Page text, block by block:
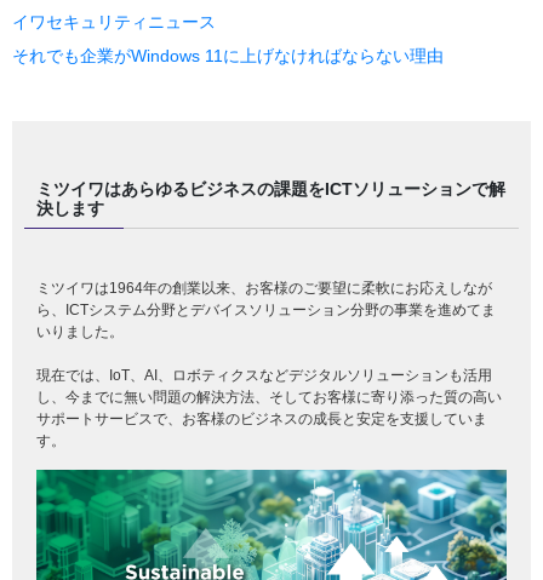
イワセキュリティニュース
それでも企業がWindows 11に上げなければならない理由
ミツイワはあらゆるビジネスの課題をICTソリューションで解
決します
ミツイワは1964年の創業以来、お客様のご要望に柔軟にお応えしなが
ら、ICTシステム分野とデバイスソリューション分野の事業を進めてま
いりました。
現在では、IoT、AI、ロボティクスなどデジタルソリューションも活用
し、今までに無い問題の解決方法、そしてお客様に寄り添った質の高い
サポートサービスで、お客様のビジネスの成長と安定を支援していま
す。